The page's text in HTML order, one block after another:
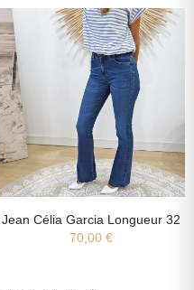
Jean Célia Garcia Longueur 32
70,00 €